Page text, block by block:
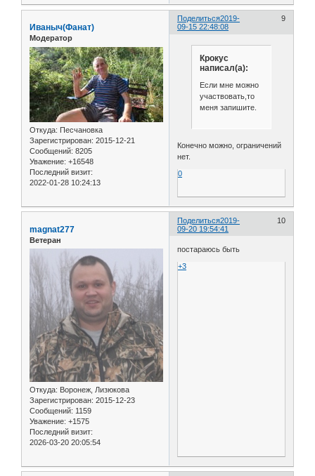
Поделиться 9
2019-
09-15 22:48:08
Иваныч(Фанат)
Модератор
Откуда: Песчановка
Зарегистрирован: 2015-12-21
Сообщений: 8205
Уважение: +16548
Последний визит:
2022-01-28 10:24:13
Крокус
написал(а):
Если мне можно
участвовать,то
меня запишите.
Конечно можно, ограничений
нет.
0
Поделиться 10
2019-
09-20 19:54:41
magnat277
Ветеран
Откуда: Воронеж, Лизюкова
Зарегистрирован: 2015-12-23
Сообщений: 1159
Уважение: +1575
Последний визит:
2026-03-20 20:05:54
постараюсь быть
+3